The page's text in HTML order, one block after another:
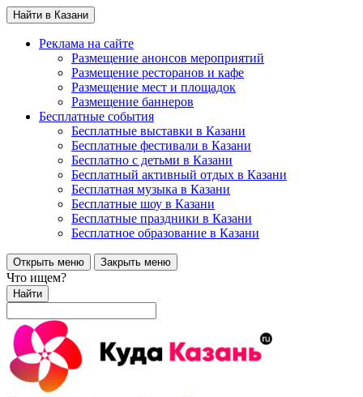
Найти в Казани
Реклама на сайте
Размещение анонсов мероприятий
Размещение ресторанов и кафе
Размещение мест и площадок
Размещение баннеров
Бесплатные события
Бесплатные выставки в Казани
Бесплатные фестивали в Казани
Бесплатно с детьми в Казани
Бесплатный активный отдых в Казани
Бесплатная музыка в Казани
Бесплатные шоу в Казани
Бесплатные праздники в Казани
Бесплатное образование в Казани
Открыть меню Закрыть меню
Что ищем?
Найти